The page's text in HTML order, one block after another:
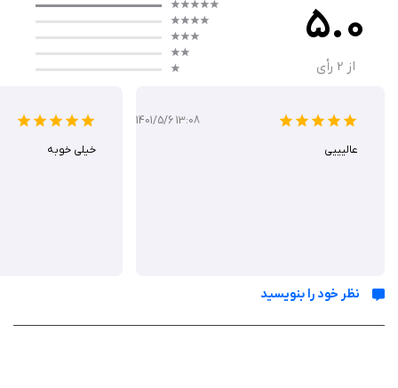
گیم پلی
گیم‌ پلی Super Wizard بر پایه ترکیب خلاقانه بیش از ۲۰ مهارت جادویی و ۱۰
تکمیل مرحله عادی، مودهای سخت‌تر با پاداش‌های بیشتر باز می‌شود.
باز کردن سطوح سخت‌تر با پاداش‌های ویژه پس از تکمیل عادی
5.0
از 2 رأی
1401/5/6 13:08
عالیییی خيلی خوبه
نظر خود را بنویسید